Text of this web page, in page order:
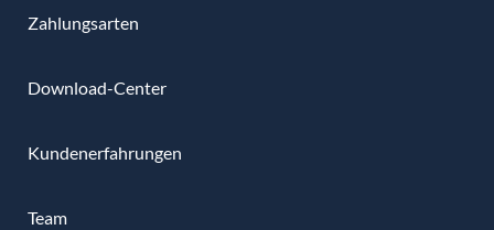
Zahlungsarten
Download-Center
Kundenerfahrungen
Team